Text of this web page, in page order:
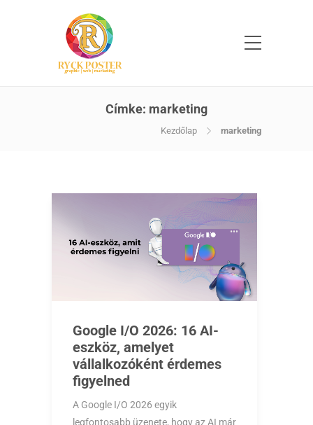
Címke: marketing
Kezdőlap marketing
Google I/O 2026: 16 AI-
eszköz, amelyet
vállalkozóként érdemes
figyelned
A Google I/O 2026 egyik
legfontosabb üzenete, hogy az AI már